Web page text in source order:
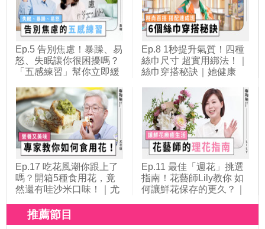
Ep.5 告別焦慮！暴躁、易
怒、失眠讓你很困擾嗎？
「五感練習」幫你立即緩
健康She Health
Ep.8 1秒提升氣質！四種
絲巾尺寸 超實用綁法！｜
絲巾穿搭秘訣｜她健康
Ep.17 吃花風潮你跟上了
嗎？開箱5種食用花，竟
然還有哇沙米口味！｜尤
Health
Ep.11 最佳「週花」挑選
指南！花藝師Lily教你 如
何讓鮮花保存的更久？｜
推薦節目